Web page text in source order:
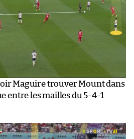
Maguire trouver Mount dans
entre les mailles du 5-4-1